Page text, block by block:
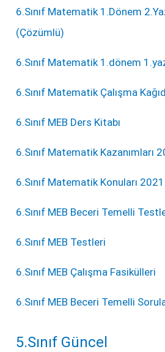
6.Sınıf Matematik 1.Dönem
(Çözümlü)
6.Sınıf Matematik 1.dönem
6.Sınıf Matematik Çalışma
6.Sınıf MEB Ders Kitabı
6.Sınıf Matematik Kazanımları
6.Sınıf Matematik Konuları
6.Sınıf MEB Beceri Temelli
6.Sınıf MEB Testleri
6.Sınıf MEB Çalışma Fasikülleri
6.Sınıf MEB Beceri Temelli
5.Sınıf Güncel